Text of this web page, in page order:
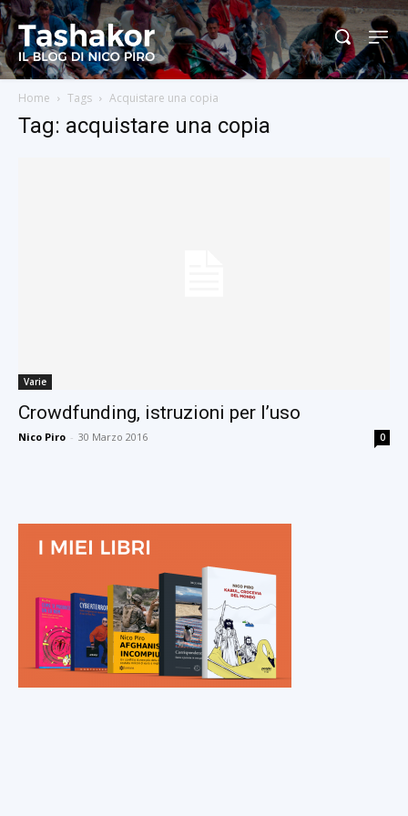
Home Tags Acquistare una copia
Tag: acquistare una copia
Varie
Crowdfunding, istruzioni per l’uso
Nico Piro - 30 Marzo 2016 0